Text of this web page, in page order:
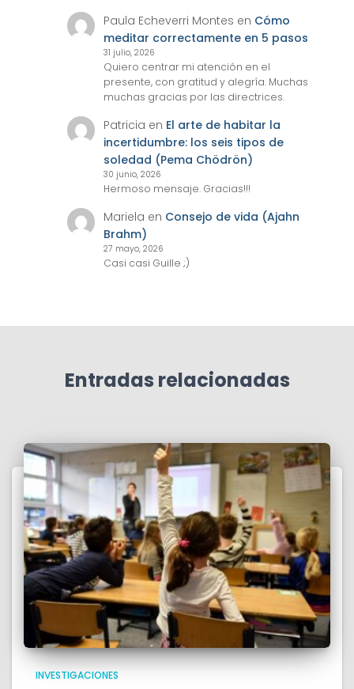
Paula Echeverri Montes en Cómo
meditar correctamente en 5 pasos
31 julio, 2026
Quiero centrar mi atención en el
presente, con gratitud y alegría. Muchas
muchas gracias por las directrices.
Patricia en El arte de habitar la
incertidumbre: los seis tipos de
soledad (Pema Chödrön)
30 junio, 2026
Hermoso mensaje. Gracias!!!
Mariela en Consejo de vida (Ajahn
Brahm)
27 mayo, 2026
Casi casi Guille ;)
Entradas relacionadas
INVESTIGACIONES